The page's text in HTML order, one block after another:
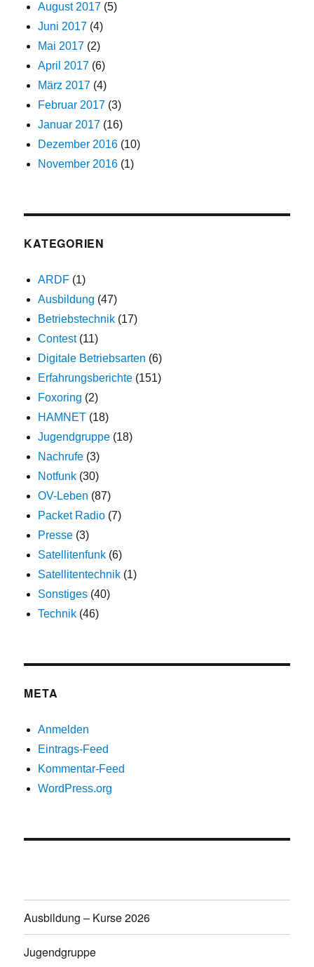
August 2017 (5)
Juni 2017 (4)
Mai 2017 (2)
April 2017 (6)
März 2017 (4)
Februar 2017 (3)
Januar 2017 (16)
Dezember 2016 (10)
November 2016 (1)
KATEGORIEN
ARDF (1)
Ausbildung (47)
Betriebstechnik (17)
Contest(11)
Digitale Betriebsarten (6)
Erfahrungsberichte (151)
Foxoring (2)
HAMNET (18)
Jugendgruppe (18)
Nachrufe (3)
Notfunk (30)
OV-Leben (87)
Packet Radio (7)
Presse (3)
Satellitenfunk (6)
Satellitentechnik (1)
Sonstiges (40)
Technik (46)
META
Anmelden
Eintrags-Feed
Kommentar-Feed
WordPress.org
Ausbildung – Kurse 2026
Jugendgruppe